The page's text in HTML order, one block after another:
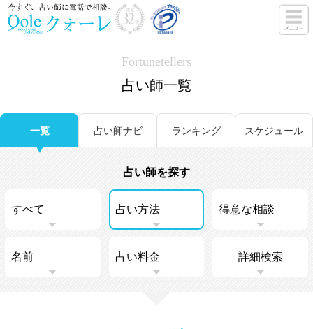
Fortunetellers
占い師一覧
一覧 占い師ナビ ランキング スケジュール
占い師を探す
詳細検索